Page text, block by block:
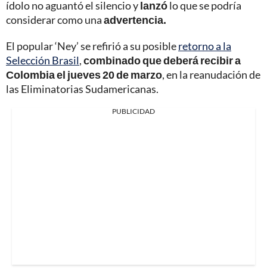
ídolo no aguantó el silencio ylanzólo que se podría
considerar como unaadvertencia.
El popular ‘Ney’ se refirió a su posibleretorno a la
Selección Brasil,combinado que deberá recibir a
Colombia el jueves 20 de marzo, en la reanudación de
las Eliminatorias Sudamericanas.
PUBLICIDAD